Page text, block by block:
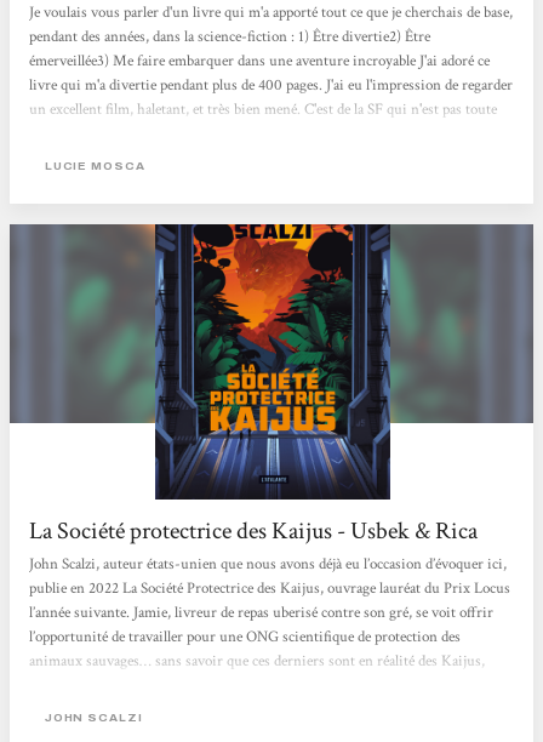
Je voulais vous parler d'un livre qui m'a apporté tout ce que je cherchais de base,
pendant des années, dans la science-fiction : 1) Être divertie2) Être
émerveillée3) Me faire embarquer dans une aventure incroyable J'ai adoré ce
livre qui m'a divertie pendant plus de 400 pages. J'ai eu l'impression de regarder
un excellent film, haletant, et très bien mené. C'est de la SF qui n'est pas toute
vaisseaux spatiaux, des extraterrestres, des gros pistolets blaster, et des
LUCIE MOSCA
La Société protectrice des Kaijus - Usbek & Rica
John Scalzi, auteur états-unien que nous avons déjà eu l’occasion d’évoquer ici,
publie en 2022 La Société Protectrice des Kaijus, ouvrage lauréat du Prix Locus
l’année suivante. Jamie, livreur de repas uberisé contre son gré, se voit offrir
l’opportunité de travailler pour une ONG scientifique de protection des
animaux sauvages… sans savoir que ces derniers sont en réalité des Kaijus,
parallèle issue du vaste multivers. L’intention première de l’auteur, affirmée
JOHN SCALZI